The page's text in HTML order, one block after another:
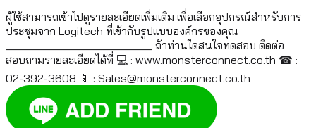
ผู้ใช้สามารถเข้าไปดูรายละเอียดเพิ่มเติม เพื่อเลือกอุปกรณ์สำหรับการ
ประชุมจาก Logitech ที่เข้ากับรูปแบบองค์กรของคุณ
__________________________ ถ้าท่านใดสนใจทดสอบ ติดต่อ
สอบถามรายละเอียดได้ที่ 💻 : www.monsterconnect.co.th ☎ :
02-392-3608 📱 : Sales@monsterconnect.co.th